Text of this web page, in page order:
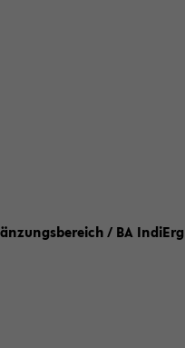
/ BA IndiErg